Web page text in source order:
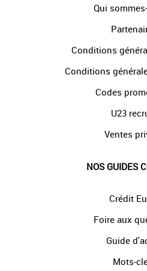
Qui
Conditions
Conditions
Codes
U23
Ventes
NOS GUIDES
Crédit
Foire aux
Guide
Mots-